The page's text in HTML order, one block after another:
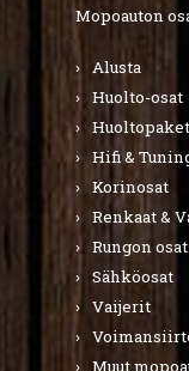
Mopoauton
Alusta
Huolto-osat
Hifi &
Korinosat
Renkaat &
Rungon osat
Sähköosat
Vaijerit
Muut